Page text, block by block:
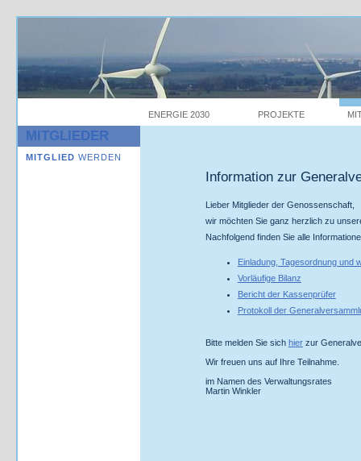
ENERGIE 2030 PROJEKTE
MITGLIEDER
MITGLIED WERDEN
Information zur
Lieber Mitglieder der Genossenschaft,
wir möchten Sie ganz herzlich zu
Nachfolgend finden Sie alle
Einladung, Tagesordnung und
Vorläufige Bilanz
Bericht der Kassenprüfer
Protokoll der
Bitte melden Sie sich hierzur
Wir freuen uns auf Ihre Teilnahme.
im Namen des Verwaltungsrates
Martin Winkler